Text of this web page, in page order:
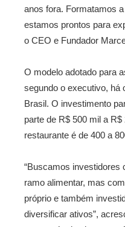
anos fora. Formatamos
estamos prontos para
o CEO e Fundador
O modelo adotado para
segundo o executivo, há
Brasil. O investimento
parte de R$ 500 mil a
restaurante é de 400 a
“Buscamos investidores
ramo alimentar, mas
próprio e também
diversificar ativos”,